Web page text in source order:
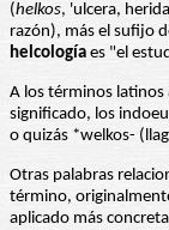
(helkos, 'ulcera,
razón), más el sufijo
helcología es "el
A los términos latinos
significado, los
o quizás *welkos-
Otras palabras
término,
aplicado más